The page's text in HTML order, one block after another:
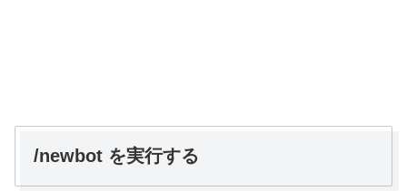
/newbot を実行する